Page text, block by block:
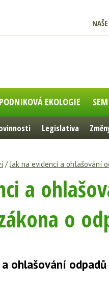
PODNIKOVÁ EKOLOGIE
Legislativa
/Jak na evidenci a ohlašování
a
o
ohlašování